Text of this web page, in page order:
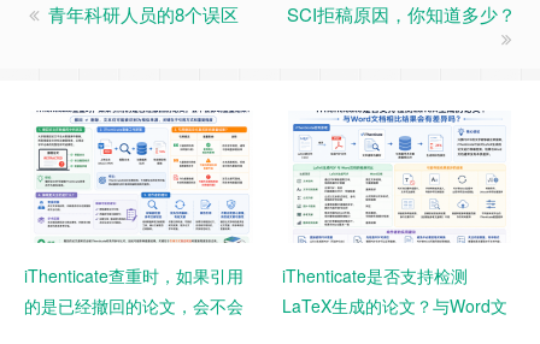
青年科研人员的8个误区 SCI拒稿原因，你知道多少？
iThenticate查重时，如果引用
的是已经撤回的论文，会不会
iThenticate是否支持检测
LaTeX生成的论文？与Word文